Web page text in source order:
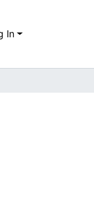
In